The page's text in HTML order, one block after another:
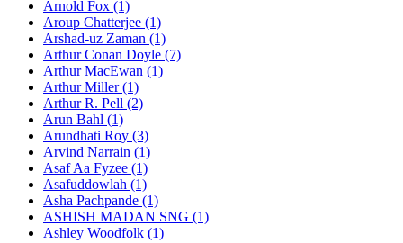
Arnold Fox (1)
Aroup Chatterjee (1)
Arshad-uz Zaman (1)
Arthur Conan Doyle (7)
Arthur MacEwan (1)
Arthur Miller (1)
Arthur R. Pell (2)
Arun Bahl (1)
Arundhati Roy (3)
Arvind Narrain (1)
Asaf Aa Fyzee (1)
Asafuddowlah (1)
Asha Pachpande (1)
ASHISH MADAN SNG (1)
Ashley Woodfolk (1)